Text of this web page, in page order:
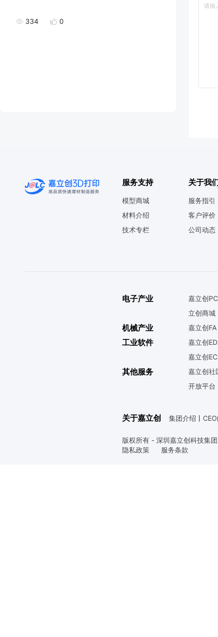
334 0
服务支持
模型商城
材料介绍
技术专栏
关于我
服务指引
客户评价
公司动态
电子产业
嘉立创
立创商城
机械产业 嘉立创FA
工业软件
嘉立创
嘉立创
其他服务
嘉立创社
开放平台
关于嘉立创 集团介绍 丨
版权所有 - 深圳嘉立创科技集
隐私政策
服务条款